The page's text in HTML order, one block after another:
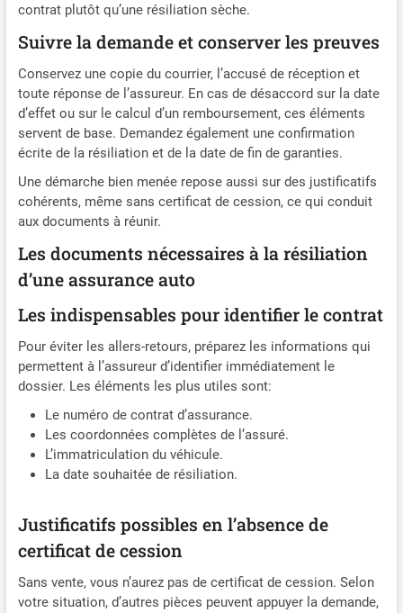
contrat plutôt qu’une résiliation sèche.
Suivre la demande et conserver les preuves
Conservez une copie du courrier, l’accusé de réception et
toute réponse de l’assureur. En cas de désaccord sur la date
d’effet ou sur le calcul d’un remboursement, ces éléments
servent de base. Demandez également une confirmation
écrite de la résiliation et de la date de fin de garanties.
Une démarche bien menée repose aussi sur des justificatifs
cohérents, même sans certificat de cession, ce qui conduit
aux documents à réunir.
Les documents nécessaires à la résiliation
d’une assurance auto
Les indispensables pour identifier le contrat
Pour éviter les allers-retours, préparez les informations qui
permettent à l’assureur d’identifier immédiatement le
dossier. Les éléments les plus utiles sont:
Le numéro de contrat d’assurance.
Les coordonnées complètes de l’assuré.
L’immatriculation du véhicule.
La date souhaitée de résiliation.
Justificatifs possibles en l’absence de
certificat de cession
Sans vente, vous n’aurez pas de certificat de cession. Selon
votre situation, d’autres pièces peuvent appuyer la demande,